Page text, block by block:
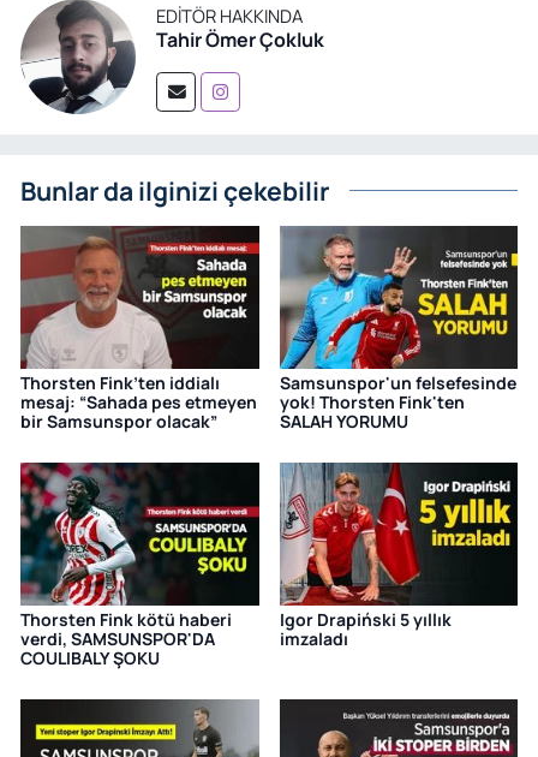
EDITÖR HAKKINDA
Tahir Ömer Çokluk
Bunlar da ilginizi çekebilir
Thorsten Fink’ten iddialı
mesaj: “Sahada pes etmeyen
bir Samsunspor olacak”
Samsunspor'un felsefesinde
yok! Thorsten Fink'ten
SALAH YORUMU
Thorsten Fink kötü haberi
verdi, SAMSUNSPOR'DA
COULIBALY ŞOKU
Igor Drapiński 5 yıllık
imzaladı